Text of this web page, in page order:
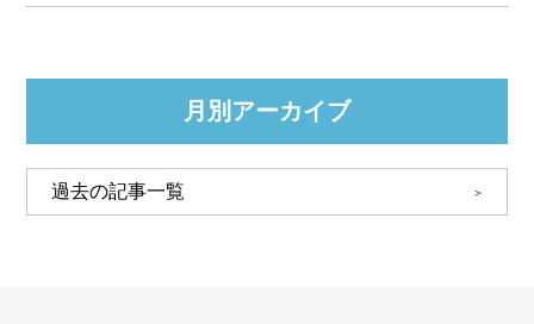
月別アーカイブ